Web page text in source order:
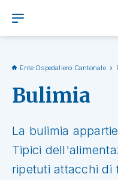
Ente Ospedaliero Cantonale
Bulimia
La bulimia
Tipici
ripetuti attacchi di